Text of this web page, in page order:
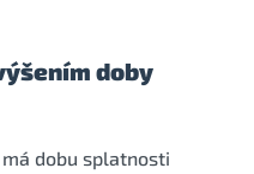
doby
dobu splatnosti